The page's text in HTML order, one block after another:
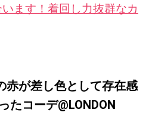
ます！着回し力抜群なカ
赤が差し色として存在感
たコーデ@LONDON